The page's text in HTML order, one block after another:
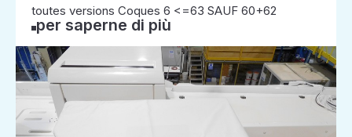
toutes versions Coques 6 <=63 SAUF 60+62
per saperne di più